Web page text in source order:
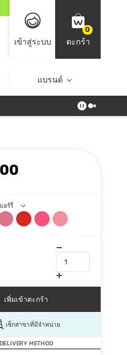
เข้าสู่ระบบ
0
ตะกร้า
ไลฟ์สไตล์ Top Brands
แบรนด์
อร์รี่
เพิ่มเข้าตะกร้า
เช็กสาขาที่มีจำหน่าย
DELIVERY METHOD